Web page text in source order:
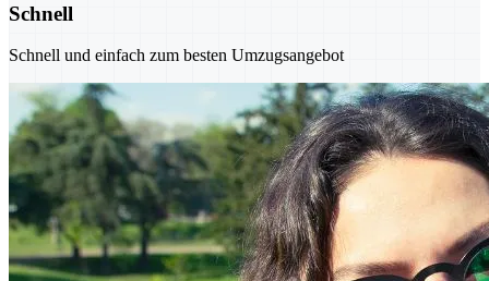
Schnell
Schnell und einfach zum besten Umzugsangebot